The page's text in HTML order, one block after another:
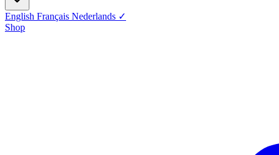
English Français Nederlands ✓
Shop